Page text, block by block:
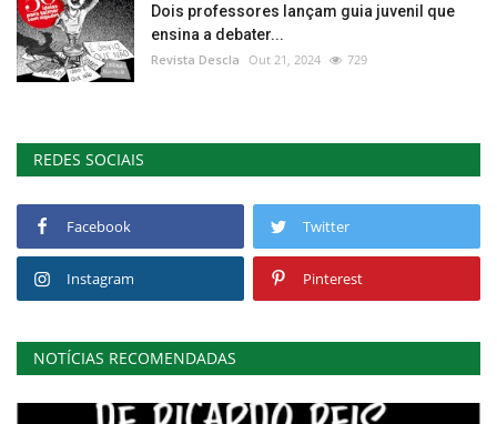
Dois professores lançam guia juvenil que
ensina a debater...
Revista Descla Out 21, 2024 729
REDES SOCIAIS
Facebook Twitter
Instagram Pinterest
NOTÍCIAS RECOMENDADAS